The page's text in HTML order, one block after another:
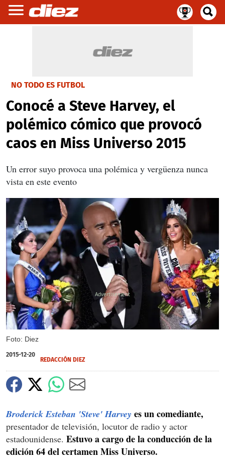
NO TODO ES FUTBOL
Conocé a Steve Harvey, el
polémico cómico que provocó
caos en Miss Universo 2015
Un error suyo provoca una polémica y vergüenza nunca
vista en este evento
Foto: Diez
X
2015-12-20
REDACCIÓN DIEZ
Broderick Esteban 'Steve' Harvey es un comediante,
presentador de televisión, locutor de radio y actor
estadounidense. Estuvo a cargo de la conducción de la
edición 64 del certamen Miss Universo.